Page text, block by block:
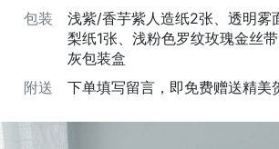
包装
浅紫/香芋紫人造纸2张、透明雾
梨纸1张、浅粉色罗纹玫瑰金丝
灰包装盒
附送
下单填写留言，即免费赠送精美